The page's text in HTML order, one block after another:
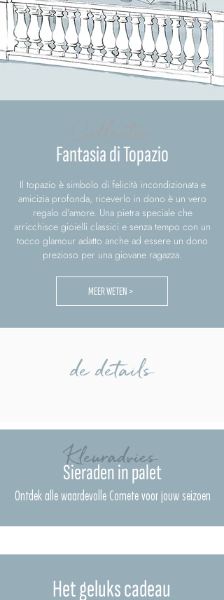
Fantasia di Topazio
Il topazio è simbolo di felicità incondizionata e
amicizia profonda, riceverlo in dono è un vero
regalo d'amore. Una pietra speciale che
arricchisce gioielli classici e senza tempo con un
tocco glamour adatto anche ad essere un dono
prezioso per una giovane ragazza.
MEER WETEN >
de details
Kleuradvies
Sieraden in palet
Ontdek alle waardevolle Comete voor jouw seizoen
Het geluks cadeau